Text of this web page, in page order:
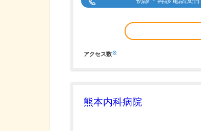
アクセス数※
熊本内科病院